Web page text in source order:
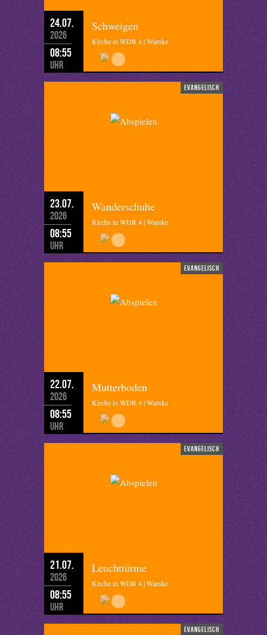
24.07.
2026
08:55
Uhr
Schweigen
Kirche in WDR 4 | Warnke
evangelisch
23.07.
2026
08:55
Uhr
Wanderschuhe
Kirche in WDR 4 | Warnke
evangelisch
22.07.
2026
08:55
Uhr
Mutterboden
Kirche in WDR 4 | Warnke
evangelisch
21.07.
2026
08:55
Uhr
Leuchttürme
Kirche in WDR 4 | Warnke
evangelisch